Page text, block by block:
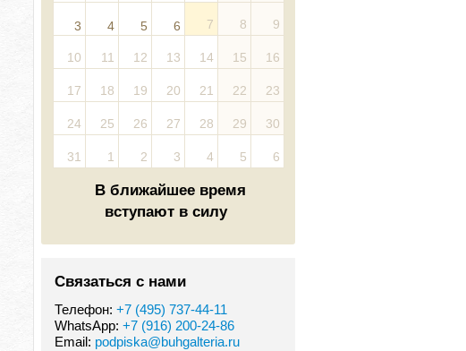
3 4 5 6 7 8 9
10 11 12 13 14 15 16
17 18 19 20 21 22 23
24 25 26 27 28 29 30
31 1 2 3 4 5 6
В ближайшее время
вступают в силу
Связаться с нами
Телефон: +7 (495) 737-44-11
WhatsApp: +7 (916) 200-24-86
Email: podpiska@buhgalteria.ru